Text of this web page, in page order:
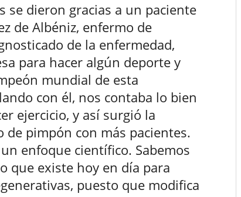
se dieron gracias a un paciente
de Albéniz, enfermo de
de la enfermedad,
para hacer algún deporte y
mundial de esta
con él, nos contaba lo bien
ejercicio, y así surgió la
pimpón con más pacientes.
enfoque científico. Sabemos
que existe hoy en día para
puesto que modifica